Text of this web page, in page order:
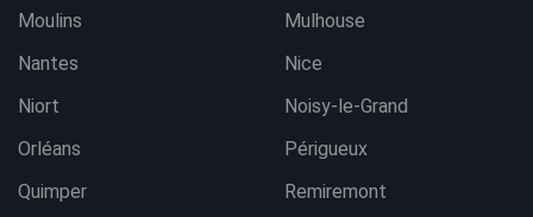
Moulins
Mulhouse
Nantes
Nice
Niort
Noisy-le-Grand
Orléans
Périgueux
Quimper
Remiremont